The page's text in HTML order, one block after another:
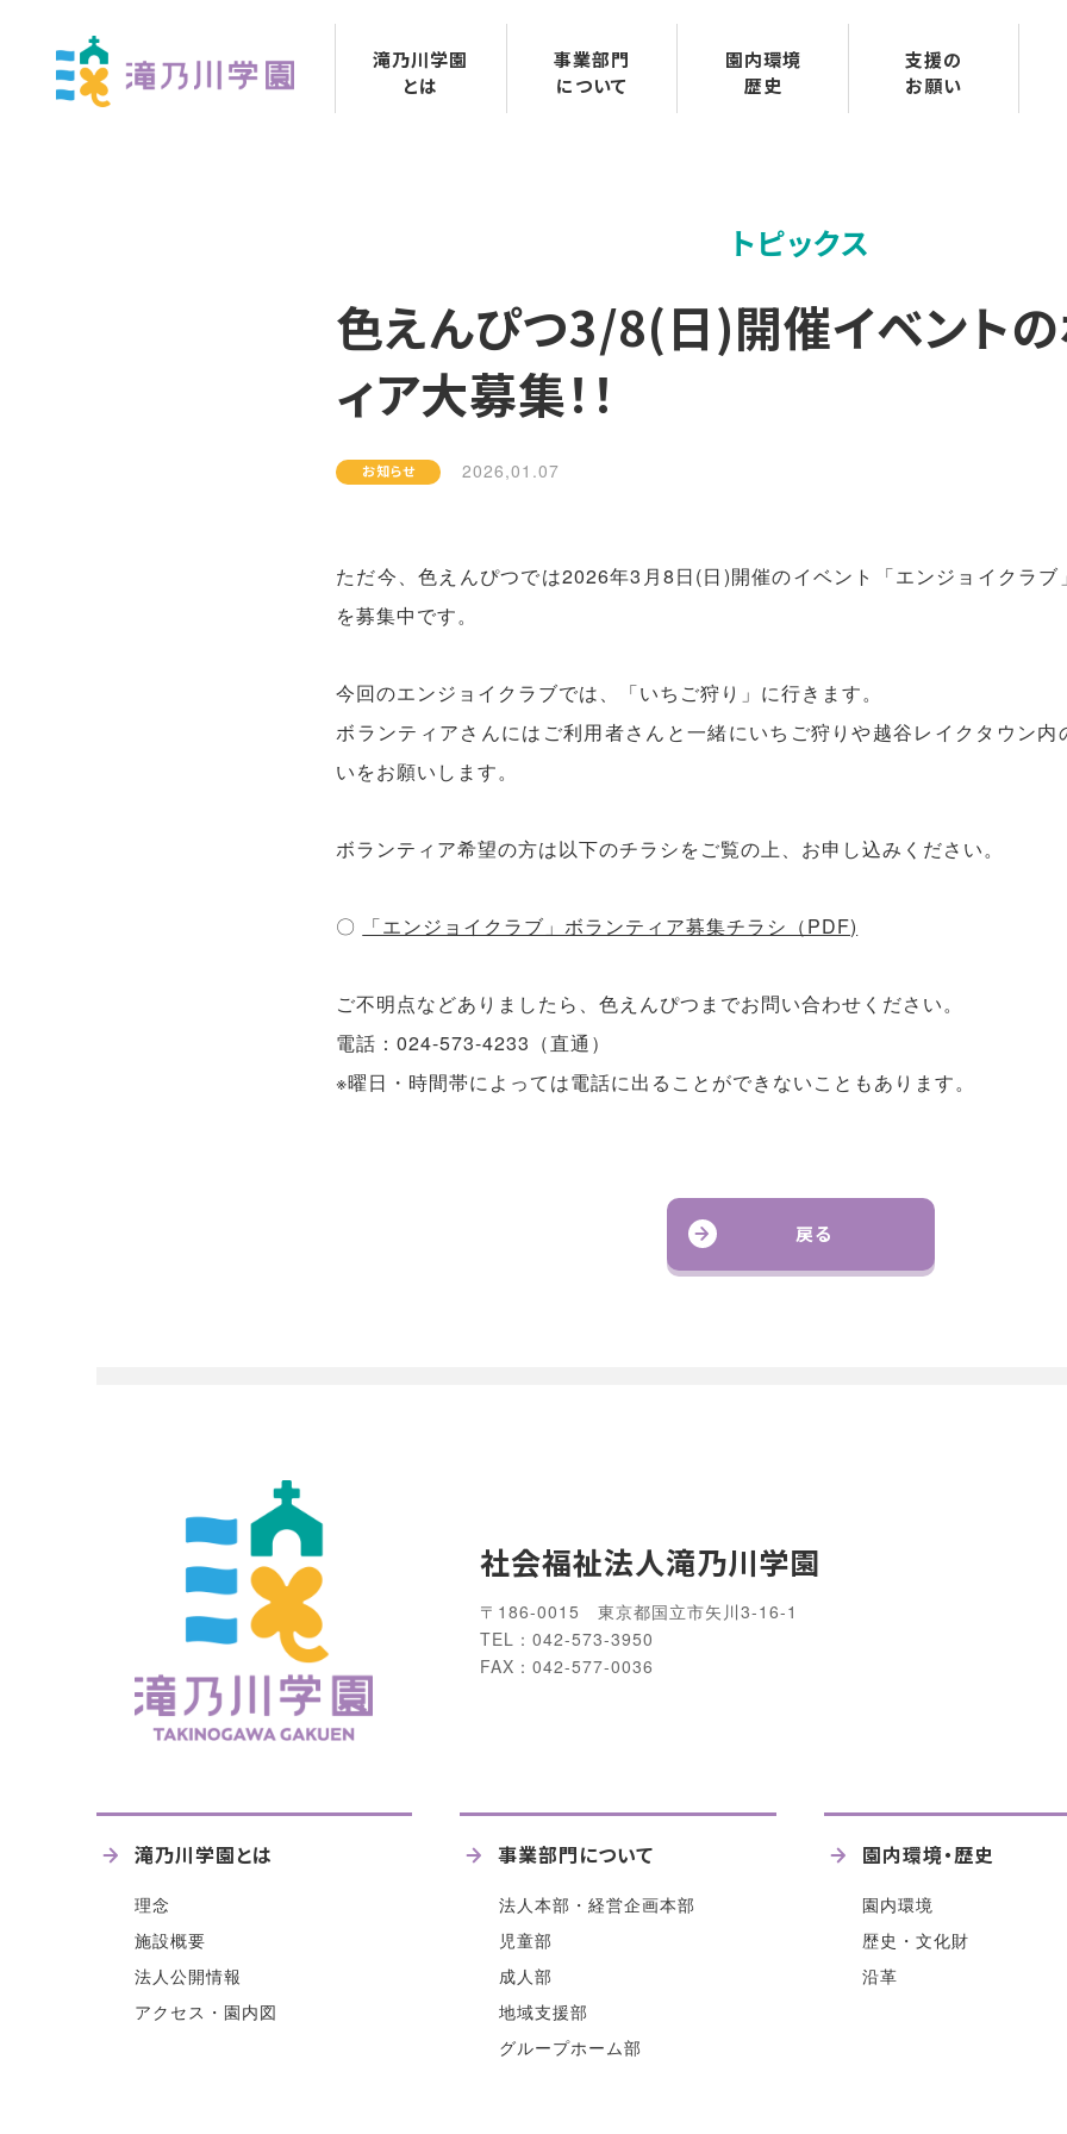
滝乃川学園
とは
アクセス・園内図
事業部門
について
グループホーム部
園内環境
歴史
沿革
支援の
お願い
トピックス
色えんぴつ3/8(日)開催イベントの
ィア大募集！！
お知らせ 2026,01.07
ただ今、色えんぴつでは2026年3月8日(日)開催のイベント「エンジョイクラブ
を募集中です。
今回のエンジョイクラブでは、「いちご狩り」に行きます。
ボランティアさんにはご利用者さんと一緒にいちご狩りや越谷レイクタウン内
いをお願いします。
ボランティア希望の方は以下のチラシをご覧の上、お申し込みください。
〇 「エンジョイクラブ」ボランティア募集チラシ（PDF)
ご不明点などありましたら、色えんぴつまでお問い合わせください。
電話：024-573-4233（直通）
※曜日・時間帯によっては電話に出ることができないこともあります。
戻る
社会福祉法人滝乃川学園
〒186-0015 東京都国立市矢川3-16-1
TEL：042-573-3950
FAX：042-577-0036
滝乃川学園とは
理念
施設概要
法人公開情報
アクセス・園内図
事業部門について
法人本部・経営企画本部
児童部
成人部
地域支援部
グループホーム部
園内環境・歴史
園内環境
歴史・文化財
沿革